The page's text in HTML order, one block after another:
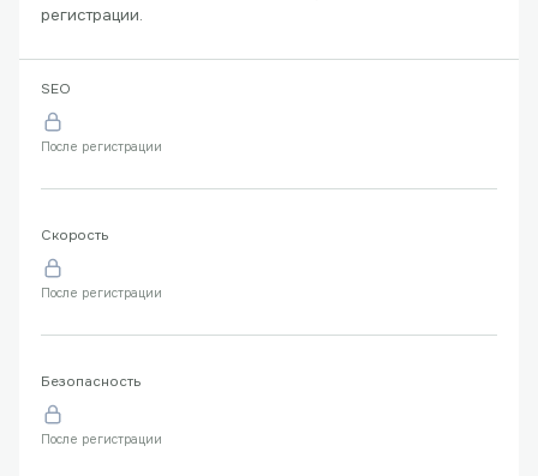
регистрации.
SEO
После регистрации
Скорость
После регистрации
Безопасность
После регистрации